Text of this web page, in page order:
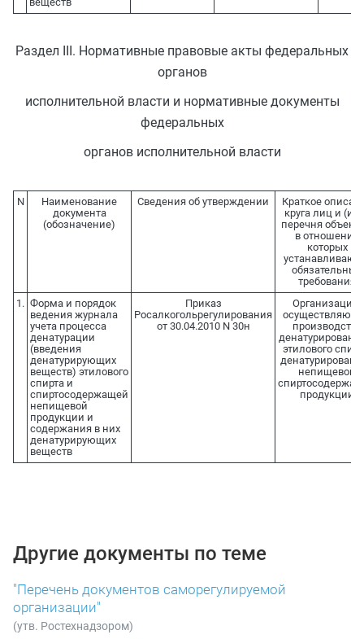
Раздел III. Нормативные правовые акты федеральных
органов
исполнительной власти и нормативные документы
федеральных
органов исполнительной власти
N
Наименование
документа
(обозначение)
Сведения об утверждении
Краткое
круга лиц и
перечня
в отношении
которых
обязательные
требования
1. Форма и порядок
ведения журнала
учета процесса
денатурации
(введения
денатурирующих
веществ) этилового
спирта и
спиртосодержащей
непищевой
продукции и
содержания в них
денатурирующих
веществ
Приказ
Росалкогольрегулирования
от 30.04.2010 N 30н
Организации,
производство
этилового
непищевой
продукции
Другие документы по теме
"Перечень документов саморегулируемой
организации"
(утв. Ростехнадзором)